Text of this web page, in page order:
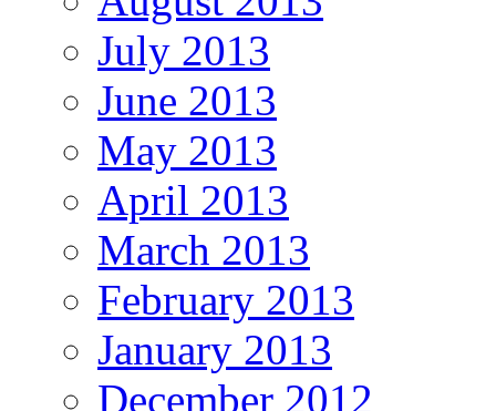
July 2013
June 2013
May 2013
April 2013
March 2013
February 2013
January 2013
December 2012